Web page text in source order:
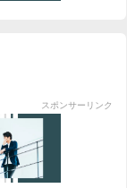
スポンサーリンク